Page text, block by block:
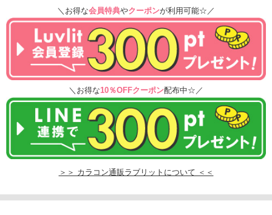
＼お得な会員特典やクーポンが利用可能☆／
＼お得な10％OFFクーポン配布中☆／
＞＞ カラコン通販ラブリットについて ＜＜